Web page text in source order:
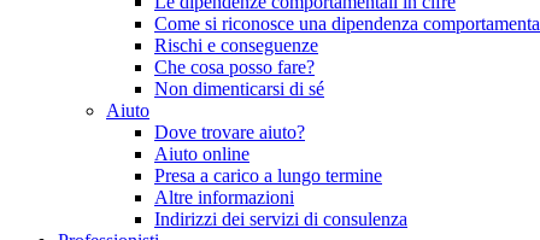
Come si riconosce una dipendenza
Rischi e conseguenze
Che cosa posso fare?
Non dimenticarsi di sé
Aiuto
Dove trovare aiuto?
Aiuto online
Presa a carico a lungo termine
Altre informazioni
Indirizzi dei servizi di consulenza